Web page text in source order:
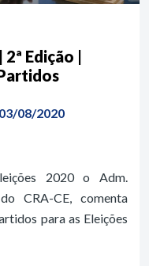
Edição |
03/08/2020
2020 o Adm.
CRA-CE, comenta
para as Eleições